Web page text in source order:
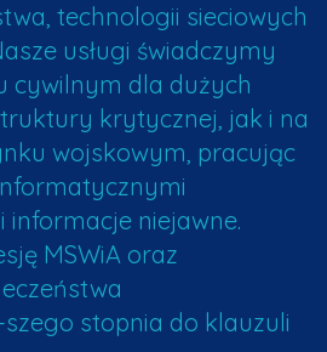
technologii sieciowych
usługi świadczymy
cywilnym dla dużych
krytycznej, jak i na
wojskowym, pracując
niejawne.
MSWiA oraz
szego stopnia do klauzuli